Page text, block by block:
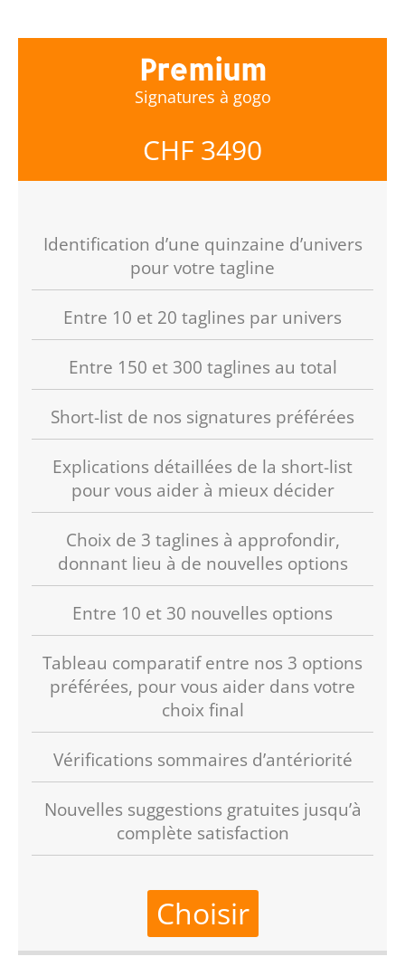
Premium
Signatures à gogo
CHF 3490
Identification d’une quinzaine d’univers
pour votre tagline
Entre 10 et 20 taglines par univers
Entre 150 et 300 taglines au total
Short-list de nos signatures préférées
Explications détaillées de la short-list
pour vous aider à mieux décider
Choix de 3 taglines à approfondir,
donnant lieu à de nouvelles options
Entre 10 et 30 nouvelles options
Tableau comparatif entre nos 3 options
préférées, pour vous aider dans votre
choix final
Vérifications sommaires d’antériorité
Nouvelles suggestions gratuites jusqu’à
complète satisfaction
Choisir